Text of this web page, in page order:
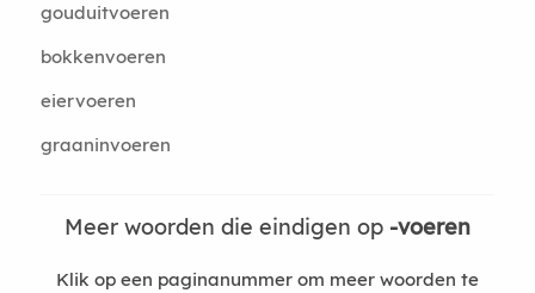
gouduitvoeren
bokkenvoeren
eiervoeren
graaninvoeren
Meer woorden die eindigen op -voeren
Klik op een paginanummer om meer woorden te